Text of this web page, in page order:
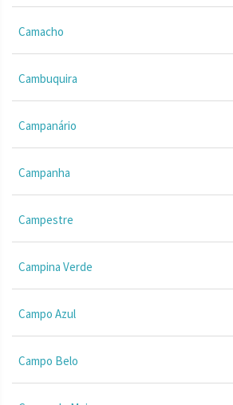
Camacho
Cambuquira
Campanário
Campanha
Campestre
Campina Verde
Campo Azul
Campo Belo